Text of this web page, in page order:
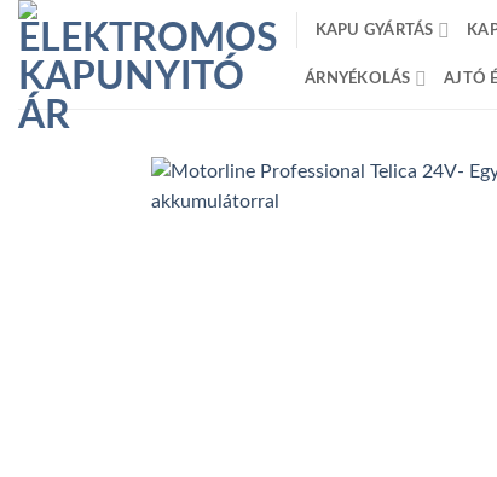
Skip
content
KAPU GYÁRTÁS
ÁRNYÉKOLÁS AJTÓ